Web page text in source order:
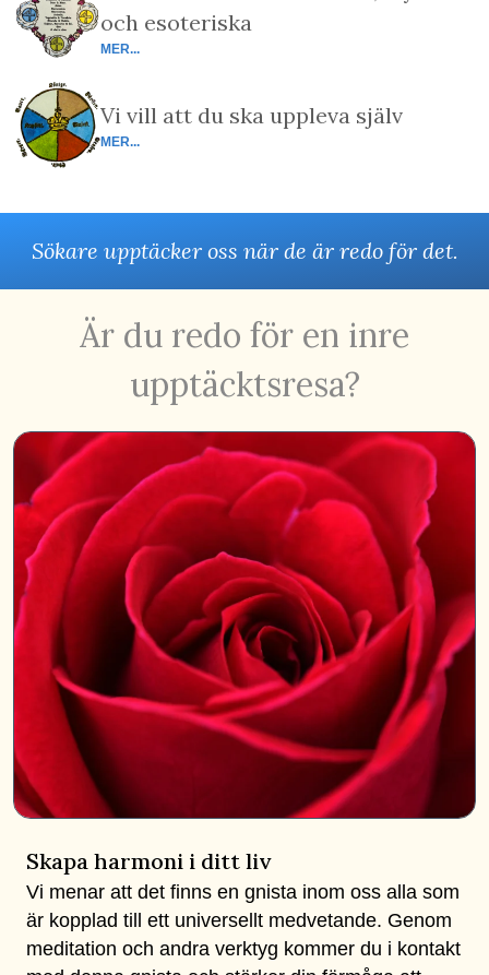
och esoteriska
MER...
Vi vill att du ska uppleva själv
MER...
Sökare upptäcker oss när de är redo för det.
Är du redo för en inre
upptäcktsresa?
Skapa harmoni i ditt liv
Vi menar att det finns en gnista inom oss alla som
är kopplad till ett universellt medvetande. Genom
meditation och andra verktyg kommer du i kontakt